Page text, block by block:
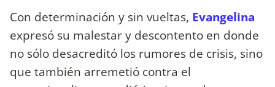
Con determinación y sin vueltas, Evangelina
expresó su malestar y descontento en donde
no sólo desacreditó los rumores de crisis, sino
que también arremetió contra el